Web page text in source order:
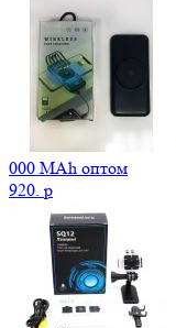
000 MAh оптом
920. p